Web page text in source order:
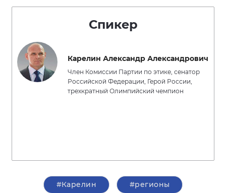
Спикер
Карелин Александр Александрович
Член Комиссии Партии по этике, сенатор
Российской Федерации, Герой России,
трехкратный Олимпийский чемпион
#Карелин #регионы